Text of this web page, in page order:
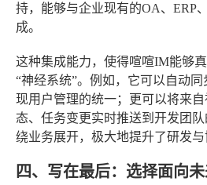
持，能够与企业现有的OA、ERP
成。
这种集成能力，使得喧喧IM能够
“神经系统”。例如，它可以自动
现用户管理的统一；更可以将来
态、任务变更实时推送到开发团
绕业务展开，极大地提升了研发与
四、写在最后：选择面向